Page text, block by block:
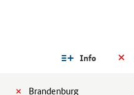
Info
Brandenburg